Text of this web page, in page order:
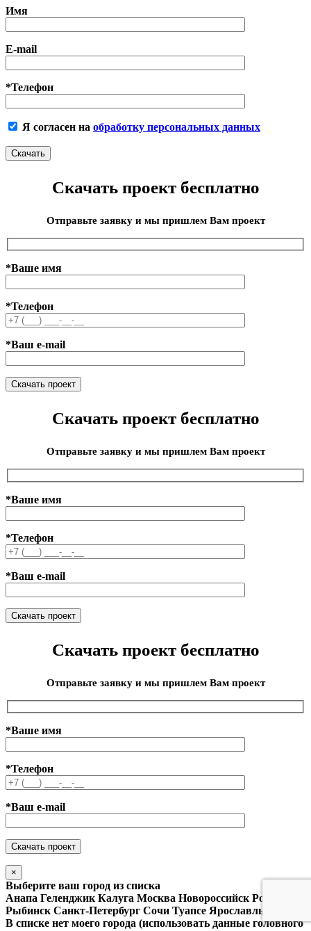
Имя
E-mail
*Телефон
Я согласен на обработку персональных данных
Скачать проект бесплатно
Отправьте заявку и мы пришлем Вам проект
*Ваше имя
*Телефон
*Ваш e-mail
Скачать проект бесплатно
Отправьте заявку и мы пришлем Вам проект
*Ваше имя
*Телефон
*Ваш e-mail
Скачать проект бесплатно
Отправьте заявку и мы пришлем Вам проект
*Ваше имя
*Телефон
*Ваш e-mail
×
Выберите ваш город из списка
Анапа Геленджик Калуга Москва Новороссийск Ростов
Рыбинск Санкт-Петербург Сочи Туапсе Ярославль
В списке нет моего города (использовать данные головного